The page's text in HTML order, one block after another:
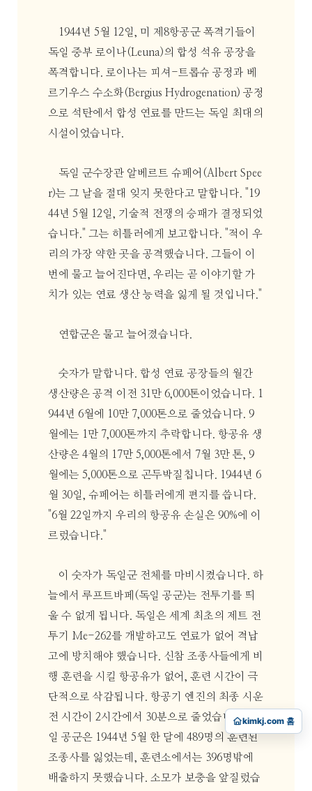
1944년 5월 12일, 미 제8항공군 폭격기들이
독일 중부 로이나(Leuna)의 합성 석유 공장을
폭격합니다. 로이나는 피셔-트롭슈 공정과 베
르기우스 수소화(Bergius Hydrogenation) 공정
으로 석탄에서 합성 연료를 만드는 독일 최대의
시설이었습니다.
독일 군수장관 알베르트 슈페어(Albert Spee
r)는 그 날을 절대 잊지 못한다고 말합니다. "19
44년 5월 12일, 기술적 전쟁의 승패가 결정되었
습니다." 그는 히틀러에게 보고합니다. "적이 우
리의 가장 약한 곳을 공격했습니다. 그들이 이
번에 물고 늘어진다면, 우리는 곧 이야기할 가
치가 있는 연료 생산 능력을 잃게 될 것입니다."
연합군은 물고 늘어졌습니다.
숫자가 말합니다. 합성 연료 공장들의 월간
생산량은 공격 이전 31만 6,000톤이었습니다. 1
944년 6월에 10만 7,000톤으로 줄었습니다. 9
월에는 1만 7,000톤까지 추락합니다. 항공유 생
산량은 4월의 17만 5,000톤에서 7월 3만 톤, 9
월에는 5,000톤으로 곤두박질칩니다. 1944년 6
월 30일, 슈페어는 히틀러에게 편지를 씁니다.
"6월 22일까지 우리의 항공유 손실은 90%에 이
르렀습니다."
이 숫자가 독일군 전체를 마비시켰습니다. 하
늘에서 루프트바페(독일 공군)는 전투기를 띄
울 수 없게 됩니다. 독일은 세계 최초의 제트 전
투기 Me-262를 개발하고도 연료가 없어 격납
고에 방치해야 했습니다. 신참 조종사들에게 비
행 훈련을 시킬 항공유가 없어, 훈련 시간이 극
단적으로 삭감됩니다. 항공기 엔진의 최종 시운
전 시간이 2시간에서 30분으로 줄었습니다. 독
일 공군은 1944년 5월 한 달에 489명의 훈련된
조종사를 잃었는데, 훈련소에서는 396명밖에
배출하지 못했습니다. 소모가 보충을 앞질렀습
kimkj.com 홈